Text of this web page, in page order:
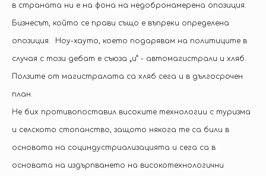
в страната ни е на фона на недобронамерена опозиция.
Бизнесът, който се прави също е въпреки определена
опозиция. Ноу-хауто, което подарявам на политиците в
случая с този дебат е съюза „и” - автомагистрали и хляб.
Ползите от магистралата са хляб сега и в дългосрочен
план.
Не бих противопоставил високите технологии с туризма
и селското стопанство, защото някога те са били в
основата на социндустриализацията и сега са в
основата на издърпването на високотехнологични